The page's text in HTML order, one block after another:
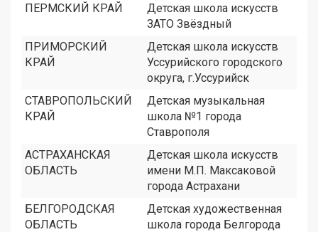
ПЕРМСКИЙ КРАЙ
Детская школа искусств
ЗАТО Звёздный
ПРИМОРСКИЙ
КРАЙ
Детская школа искусств
Уссурийского городского
округа, г.Уссурийск
СТАВРОПОЛЬСКИЙ
КРАЙ
Детская музыкальная
школа №1 города
Ставрополя
АСТРАХАНСКАЯ
ОБЛАСТЬ
Детская школа искусств
имени М.П. Максаковой
города Астрахани
БЕЛГОРОДСКАЯ
ОБЛАСТЬ
Детская художественная
школа города Белгорода